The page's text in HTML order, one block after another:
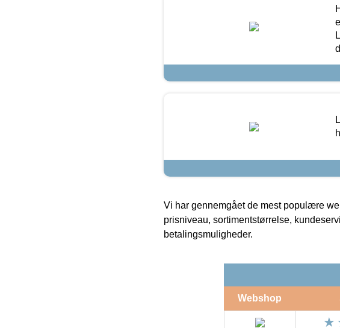
Vi har gennemgået de mest populære
prisniveau, sortimentstørrelse,
betalingsmuligheder.
Webshop